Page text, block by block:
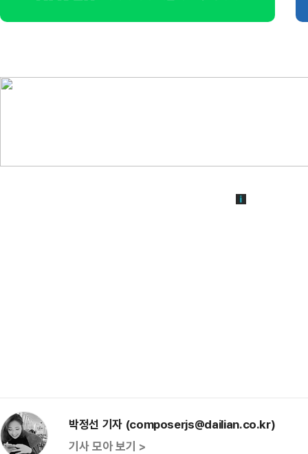
박정선 기자 (composerjs@dailian.co.kr)
기사 모아 보기 >